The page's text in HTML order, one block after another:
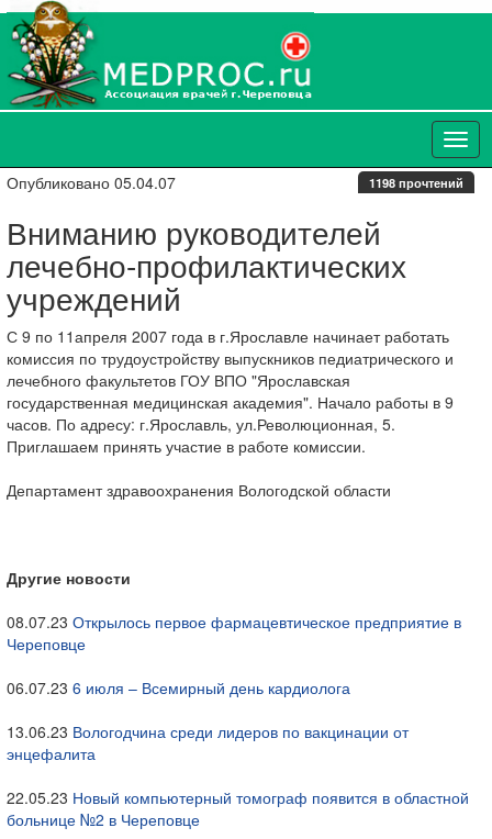
Опубликовано 05.04.07 1198 прочтений
Вниманию руководителей
лечебно-профилактических
учреждений
С 9 по 11апреля 2007 года в г.Ярославле начинает работать
комиссия по трудоустройству выпускников педиатрического и
лечебного факультетов ГОУ ВПО "Ярославская
государственная медицинская академия". Начало работы в 9
часов. По адресу: г.Ярославль, ул.Революционная, 5.
Приглашаем принять участие в работе комиссии.
Департамент здравоохранения Вологодской области
Другие новости
08.07.23 Открылось первое фармацевтическое предприятие в
Череповце
06.07.23 6 июля – Всемирный день кардиолога
13.06.23 Вологодчина среди лидеров по вакцинации от
энцефалита
22.05.23 Новый компьютерный томограф появится в областной
больнице №2 в Череповце